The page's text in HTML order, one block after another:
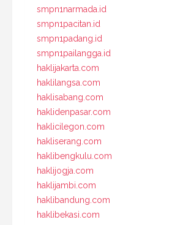
smpn1narmada.id
smpn1pacitan.id
smpn1padang.id
smpn1pailangga.id
haklijakarta.com
haklilangsa.com
haklisabang.com
haklidenpasar.com
haklicilegon.com
hakliserang.com
haklibengkulu.com
haklijogja.com
haklijambi.com
haklibandung.com
haklibekasi.com